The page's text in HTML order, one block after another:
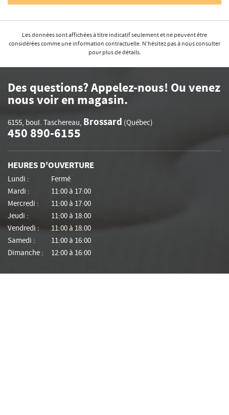
Les données sont affichées à titre indicatif seulement et ne peuvent être
considérées comme une information contractuelle. N'hésitez pas à nous consulter
pour plus de détails.
Des questions? Appelez-nous! Ou venez
nous voir en magasin.
6155, boul. Taschereau, Brossard (Québec)
450 890-6155
HEURES D'OUVERTURE
Lundi :
Fermé
Mardi :
11:00 à 17:00
Mercredi :
11:00 à 17:00
Jeudi :
11:00 à 18:00
Vendredi :
11:00 à 18:00
Samedi :
11:00 à 16:00
Dimanche :
12:00 à 16:00